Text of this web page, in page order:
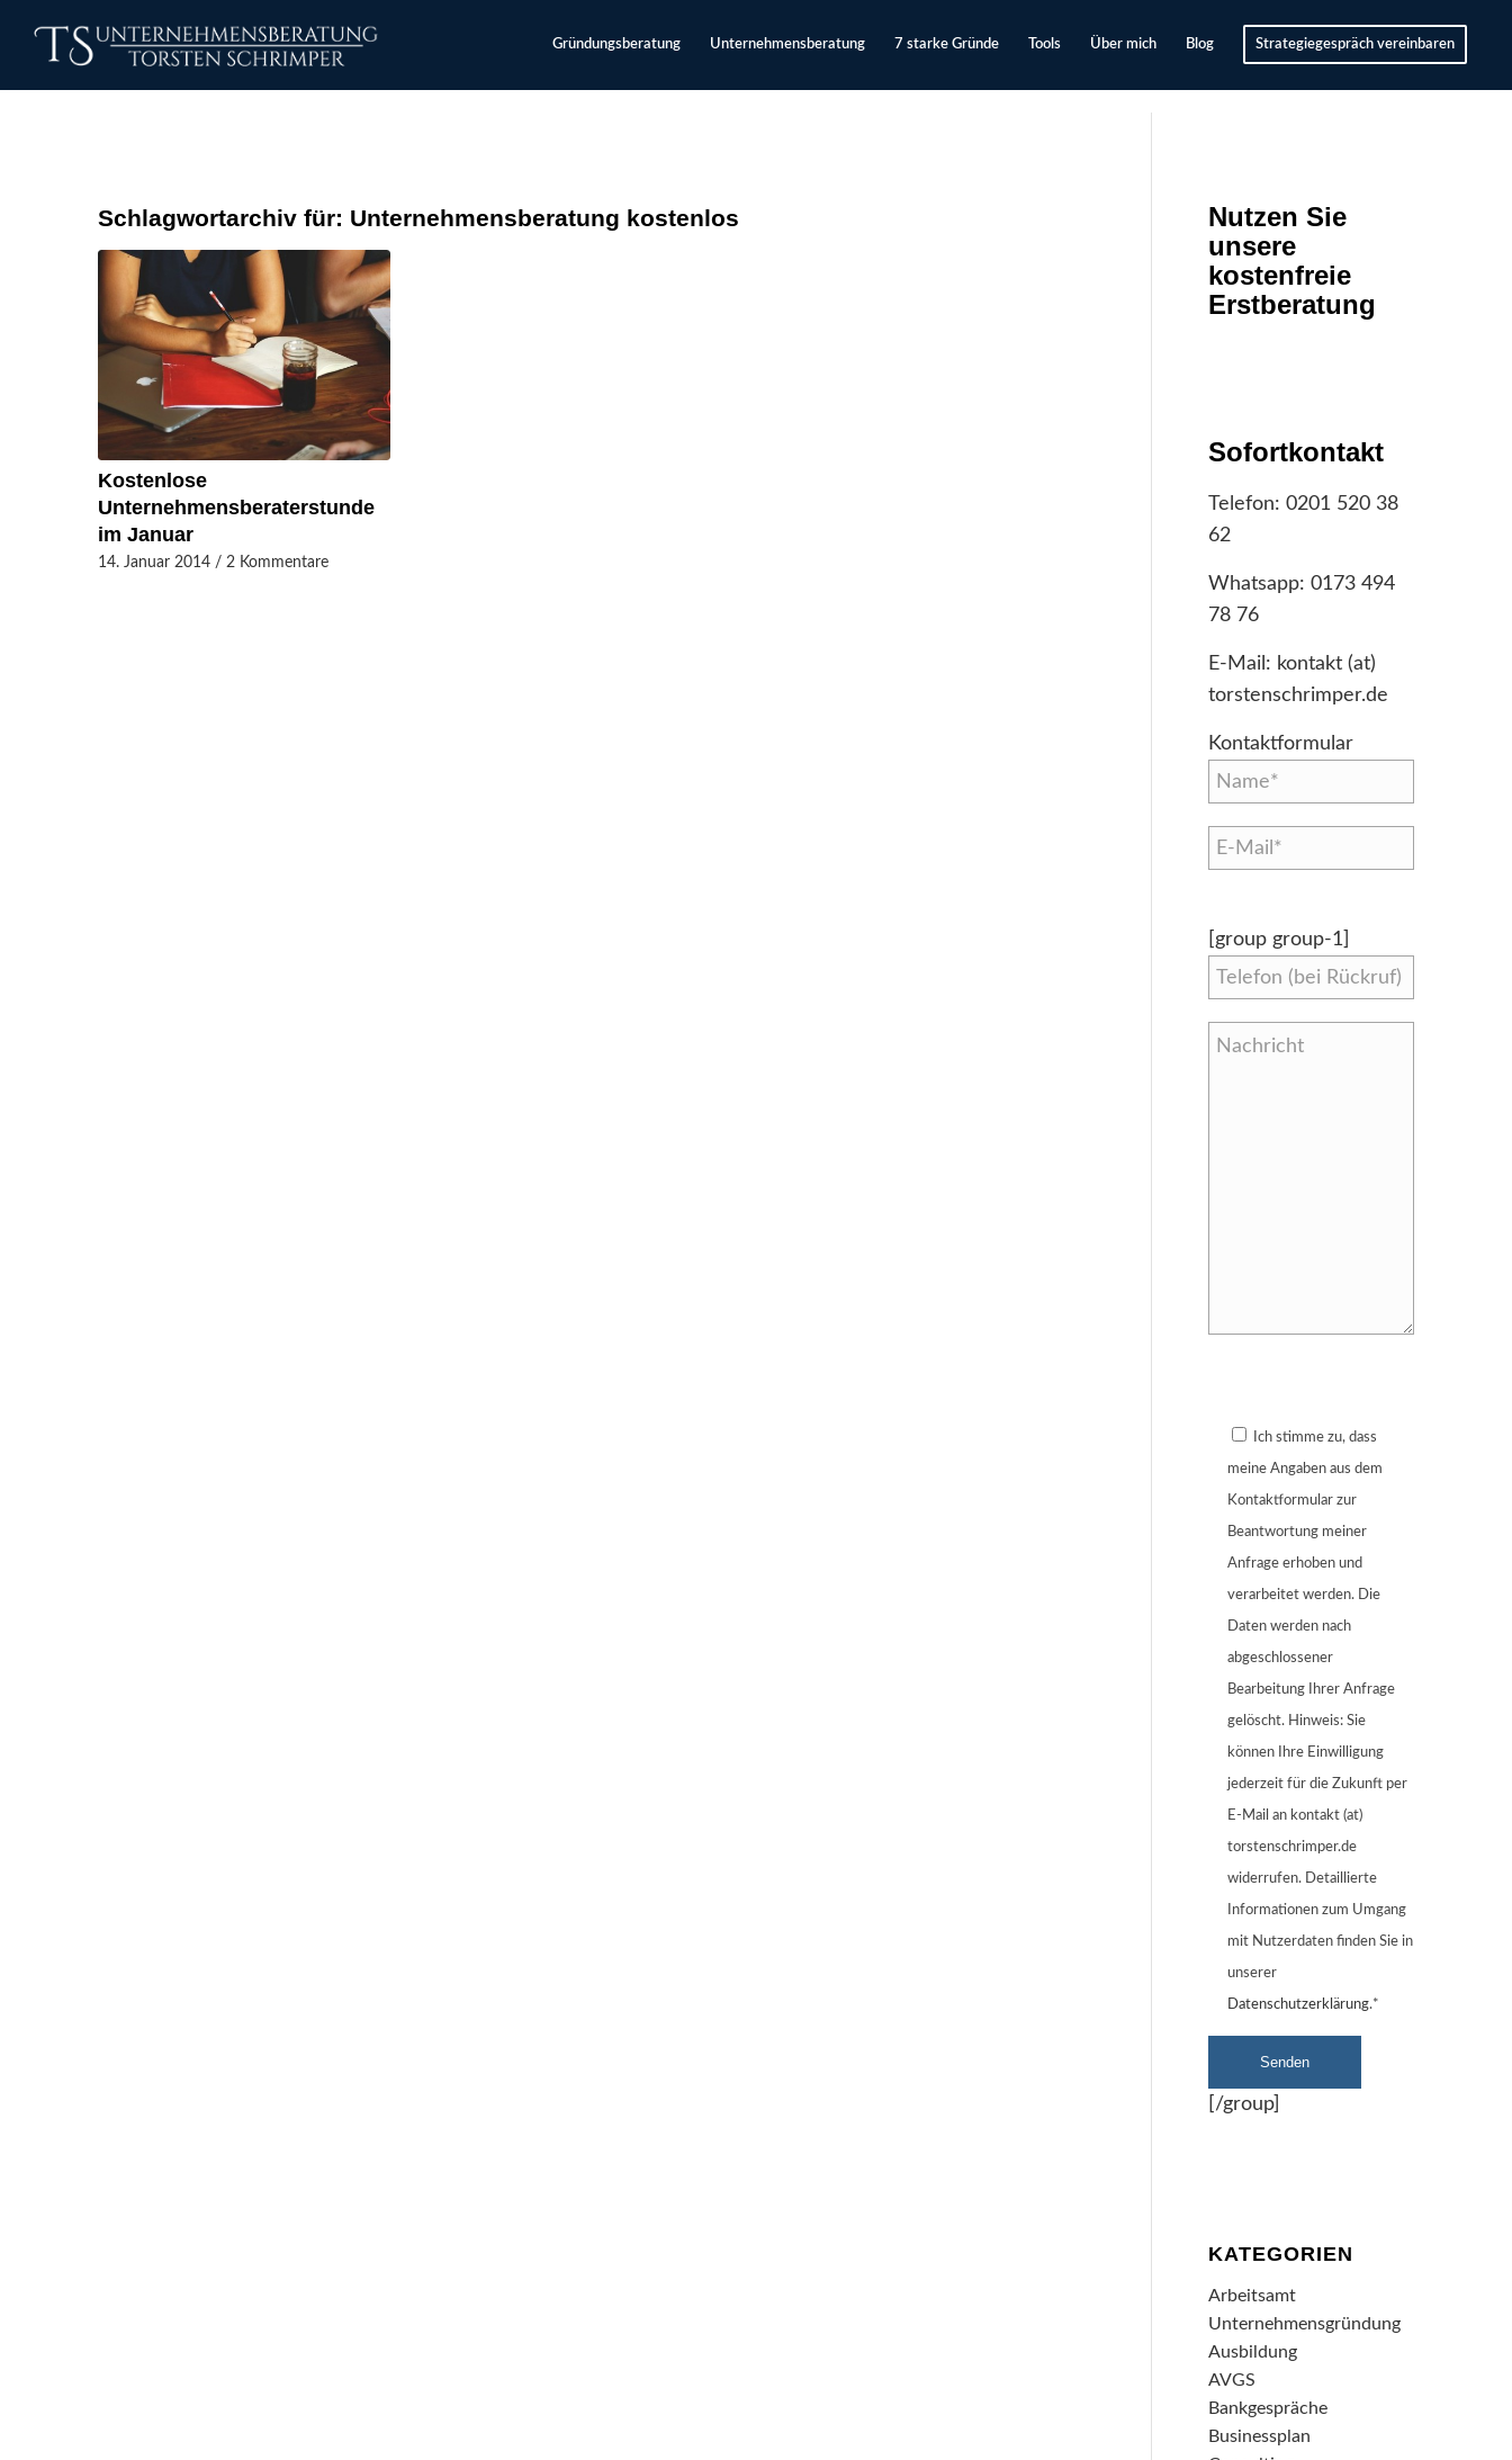
Gründungsberatung Unternehmensberatung 7 starke Gründe Tools Über mich Blog Strategiegespräch vereinbaren
Schlagwortarchiv für: Unternehmensberatung kostenlos
Kostenlose
Unternehmensberaterstunde
im Januar
14. Januar 2014 / 2 Kommentare
Nutzen Sie
unsere
kostenfreie
Erstberatung
Sofortkontakt
Telefon: 0201 520 38
62
Whatsapp: 0173 494
78 76
E-Mail: kontakt (at)
torstenschrimper.de
Kontaktformular
[group group-1]
Ich stimme zu, dass
meine Angaben aus dem
Kontaktformular zur
Beantwortung meiner
Anfrage erhoben und
verarbeitet werden. Die
Daten werden nach
abgeschlossener
Bearbeitung Ihrer Anfrage
gelöscht. Hinweis: Sie
können Ihre Einwilligung
jederzeit für die Zukunft per
E-Mail an kontakt (at)
torstenschrimper.de
widerrufen. Detaillierte
Informationen zum Umgang
mit Nutzerdaten finden Sie in
unserer
Datenschutzerklärung.*
[/group]
KATEGORIEN
Arbeitsamt
Unternehmensgründung
Ausbildung
AVGS
Bankgespräche
Businessplan